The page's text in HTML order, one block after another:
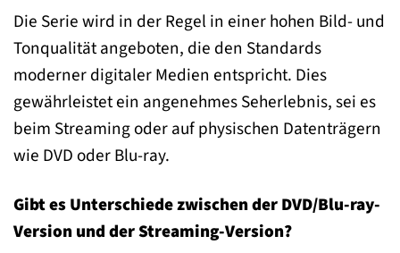
Die Serie wird in der Regel in einer hohen Bild- und
Tonqualität angeboten, die den Standards
moderner digitaler Medien entspricht. Dies
gewährleistet ein angenehmes Seherlebnis, sei es
beim Streaming oder auf physischen Datenträgern
wie DVD oder Blu-ray.
Gibt es Unterschiede zwischen der DVD/Blu-ray-
Version und der Streaming-Version?